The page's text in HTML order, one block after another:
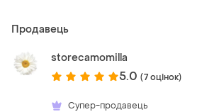
Продавець
storecamomilla
5.0 (7 оцінок)
Супер-продавець